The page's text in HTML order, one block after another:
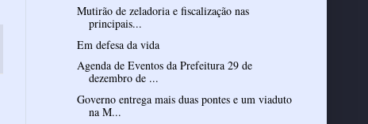
Mutirão de zeladoria e fiscalização nas
principais...
Em defesa da vida
Agenda de Eventos da Prefeitura 29 de
dezembro de ...
Governo entrega mais duas pontes e um viaduto
na M...